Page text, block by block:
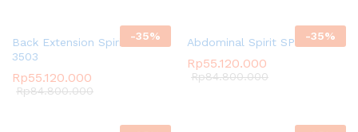
-35%
Back Extension Spirit SP-
3503
Rp55.120.000
Rp84.800.000
-35%
Abdominal Spirit SP-3511
Rp55.120.000
Rp84.800.000